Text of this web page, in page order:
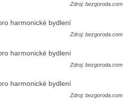
Zdroj: bezgoroda.com
Zdroj: bezgoroda.com
Zdroj: bezgoroda.com
Zdroj: bezgoroda.com